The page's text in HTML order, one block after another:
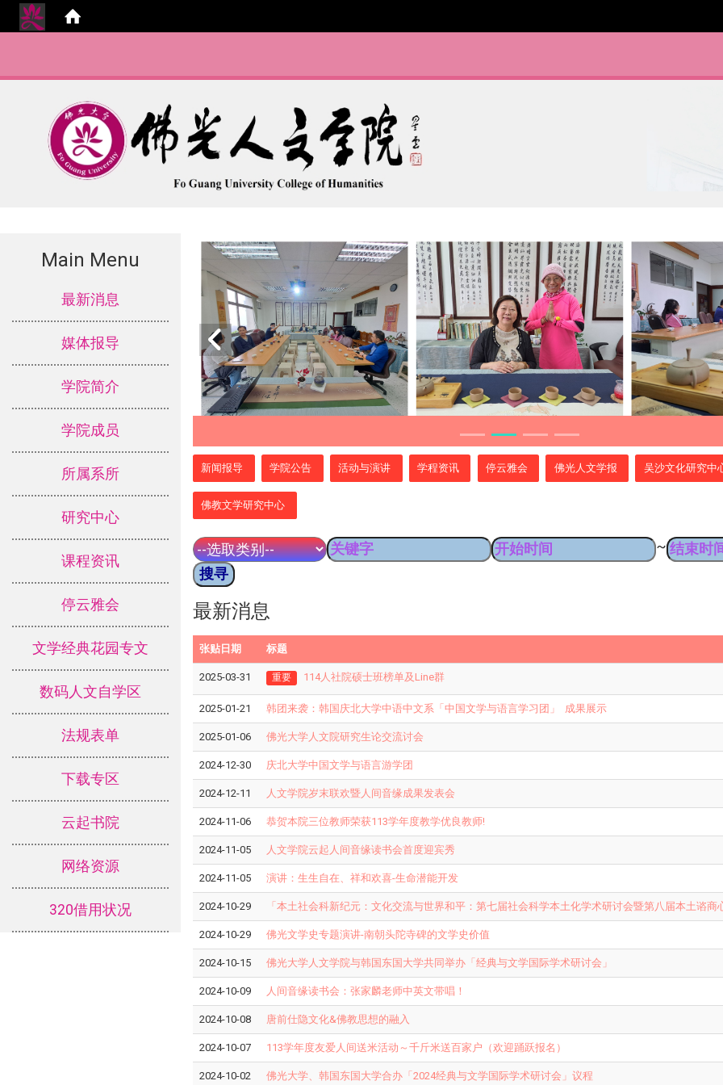
Main Menu
最新消息
媒体报导
学院简介
学院成员
所属系所
研究中心
课程资讯
停云雅会
文学经典花园专文
数码人文自学区
法规表单
下载专区
云起书院
网络资源
320借用状况
新闻报导 学院公告 活动与演讲 学程资讯 停云雅会 佛光人文学报 吴沙文化研究中
佛教文学研究中心
~
最新消息
张贴日期 标题
2025-03-31 重要 114人社院硕士班榜单及Line群
2025-01-21 韩团来袭：韩国庆北大学中语中文系「中国文学与语言学习团」 成果展示
2025-01-06 佛光大学人文院研究生论交流讨会
2024-12-30 庆北大学中国文学与语言游学团
2024-12-11 人文学院岁末联欢暨人间音缘成果发表会
2024-11-06 恭贺本院三位教师荣获113学年度教学优良教师!
2024-11-05 人文学院云起人间音缘读书会首度迎宾秀
2024-11-05 演讲：生生自在、祥和欢喜-生命潜能开发
2024-10-29 「本土社会科新纪元：文化交流与世界和平：第七届社会科学本土化学术研讨会暨第八届本土谘商
2024-10-29 佛光文学史专题演讲-南朝头陀寺碑的文学史价值
2024-10-15 佛光大学人文学院与韩国东国大学共同举办「经典与文学国际学术研讨会」
2024-10-09 人间音缘读书会：张家麟老师中英文带唱！
2024-10-08 唐前仕隐文化&佛教思想的融入
2024-10-07 113学年度友爱人间送米活动～千斤米送百家户（欢迎踊跃报名）
2024-10-02 佛光大学、韩国东国大学合办「2024经典与文学国际学术研讨会」议程